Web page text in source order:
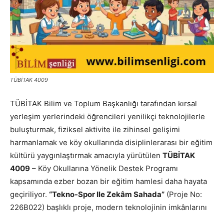
TÜBİTAK 4009
TÜBİTAK Bilim ve Toplum Başkanlığı tarafından kırsal
yerleşim yerlerindeki öğrencileri yenilikçi teknolojilerle
buluşturmak, fiziksel aktivite ile zihinsel gelişimi
harmanlamak ve köy okullarında disiplinlerarası bir eğitim
kültürü yaygınlaştırmak amacıyla yürütülen TÜBİTAK
4009 – Köy Okullarına Yönelik Destek Programı
kapsamında ezber bozan bir eğitim hamlesi daha hayata
geçiriliyor. “Tekno-Spor Ile Zekâm Sahada” (Proje No:
226B022) başlıklı proje, modern teknolojinin imkânlarını